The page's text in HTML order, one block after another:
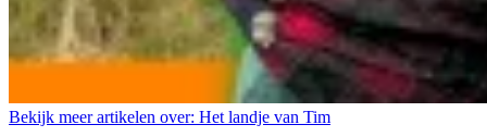
Bekijk meer artikelen over: Het landje van Tim